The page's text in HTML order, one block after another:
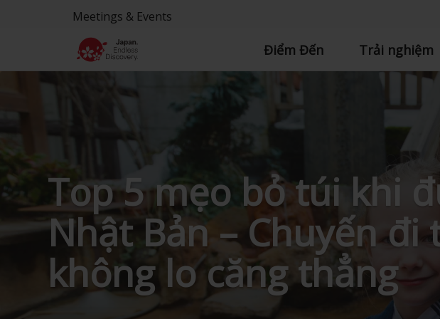
Meetings & Events
Điểm Đến Trải nghiệm
Top 5 mẹo bỏ túi khi
Nhật Bản – Chuyến đi
không lo căng thẳng